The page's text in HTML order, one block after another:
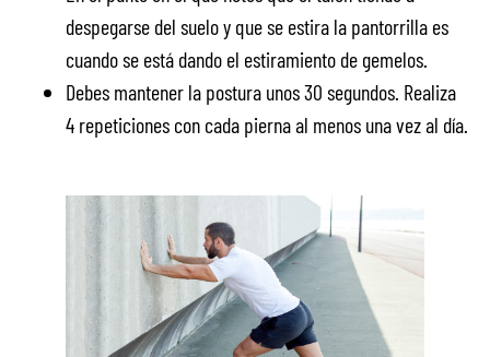
despegarse del suelo y que se estira la pantorrilla es
cuando se está dando el estiramiento de gemelos.
Debes mantener la postura unos 30 segundos. Realiza
4 repeticiones con cada pierna al menos una vez al día.